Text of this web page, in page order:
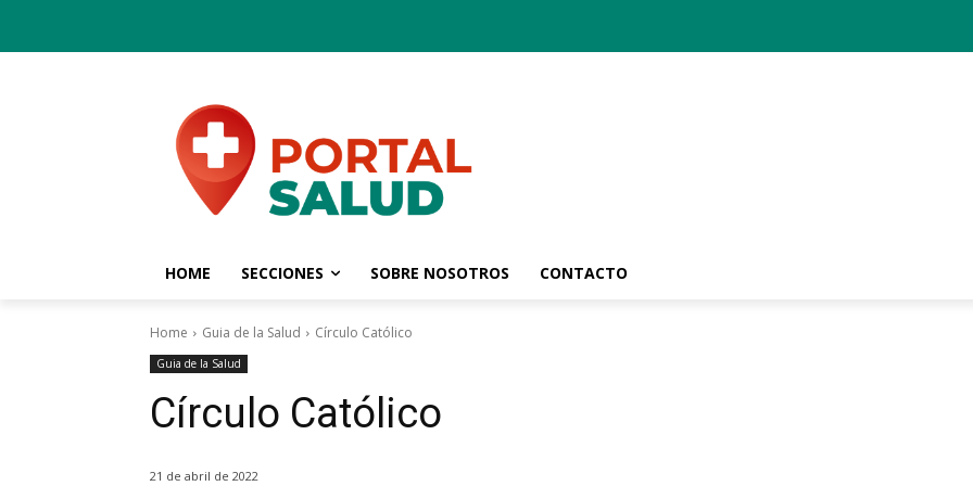
HOME SECCIONES SOBRE NOSOTROS CONTACTO
Home Guia de la Salud Círculo Católico
Guia de la Salud
Círculo Católico
21 de abril de 2022